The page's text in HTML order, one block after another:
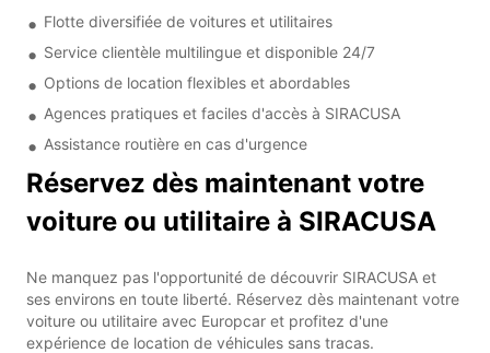
Flotte diversifiée de voitures et utilitaires
Service clientèle multilingue et disponible 24/7
Options de location flexibles et abordables
Agences pratiques et faciles d'accès à SIRACUSA
Assistance routière en cas d'urgence
Réservez dès maintenant votre
voiture ou utilitaire à SIRACUSA
Ne manquez pas l'opportunité de découvrir SIRACUSA et
ses environs en toute liberté. Réservez dès maintenant votre
voiture ou utilitaire avec Europcar et profitez d'une
expérience de location de véhicules sans tracas.